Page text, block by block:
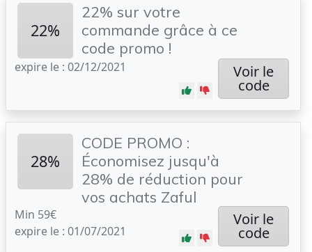
22%
22% sur votre
commande grâce à ce
code promo !
expire le : 02/12/2021 Voir le
code
28%
CODE PROMO :
Économisez jusqu'à
28% de réduction pour
vos achats Zaful
Min 59€
expire le : 01/07/2021
Voir le
code